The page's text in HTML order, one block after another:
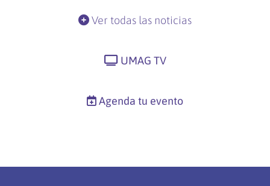
Ver todas las noticias
UMAG TV
Agenda tu evento